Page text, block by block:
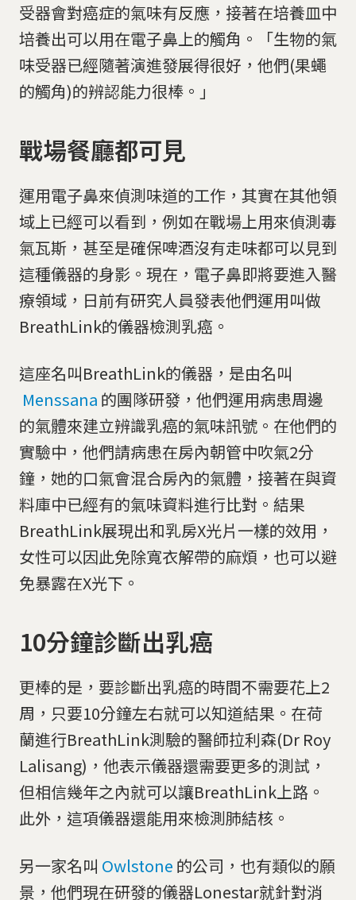
受器會對癌症的氣味有反應，接著在培養皿中
培養出可以用在電子鼻上的觸角。「生物的氣
味受器已經隨著演進發展得很好，他們(果蠅
的觸角)的辨認能力很棒。」
戰場餐廳都可見
運用電子鼻來偵測味道的工作，其實在其他領
域上已經可以看到，例如在戰場上用來偵測毒
氣瓦斯，甚至是確保啤酒沒有走味都可以見到
這種儀器的身影。現在，電子鼻即將要進入醫
療領域，日前有研究人員發表他們運用叫做
BreathLink的儀器檢測乳癌。
這座名叫BreathLink的儀器，是由名叫
Menssana 的團隊研發，他們運用病患周邊
的氣體來建立辨識乳癌的氣味訊號。在他們的
實驗中，他們請病患在房內朝管中吹氣2分
鐘，她的口氣會混合房內的氣體，接著在與資
料庫中已經有的氣味資料進行比對。結果
BreathLink展現出和乳房X光片一樣的效用，
女性可以因此免除寬衣解帶的麻煩，也可以避
免暴露在X光下。
10分鐘診斷出乳癌
更棒的是，要診斷出乳癌的時間不需要花上2
周，只要10分鐘左右就可以知道結果。在荷
蘭進行BreathLink測驗的醫師拉利森(Dr Roy
Lalisang)，他表示儀器還需要更多的測試，
但相信幾年之內就可以讓BreathLink上路。
此外，這項儀器還能用來檢測肺結核。
另一家名叫 Owlstone 的公司，也有類似的願
景，他們現在研發的儀器Lonestar就針對消